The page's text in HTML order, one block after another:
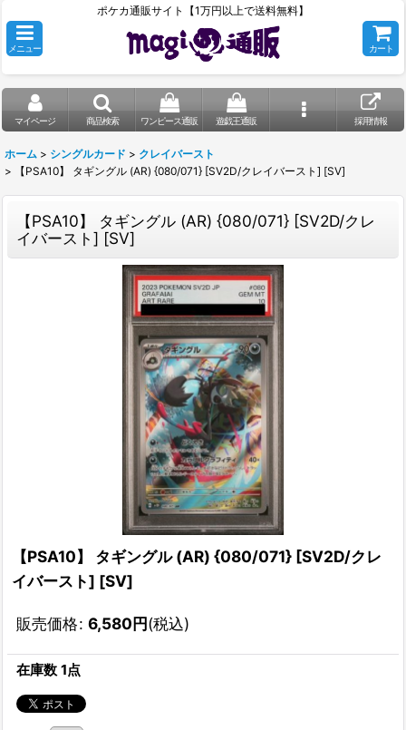
ポケカ通販サイト【1万円以上で送料無料】
メニュー カート
マイページ 商品検索 ワンピース通販 遊戯王通販 採用情報
ホーム > シングルカード > クレイバースト
>
【PSA10】 タギングル (AR) {080/071} [SV2D/クレイバースト] [SV]
【PSA10】 タギングル (AR) {080/071} [SV2D/クレ
イバースト] [SV]
【PSA10】 タギングル (AR) {080/071} [SV2D/クレ
イバースト] [SV]
販売価格: 6,580円(税込)
在庫数 1点